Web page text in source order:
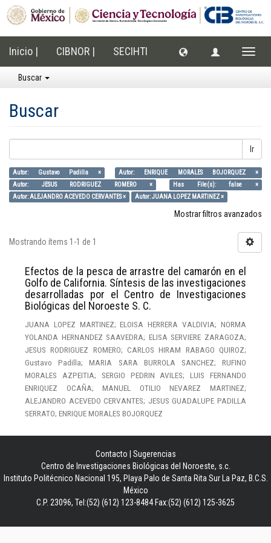
Inicio | CIBNOR | SECIHTI
Buscar
Buscar
Ir
Autor: Gustavo Padilla ×
Autor: ENRIQUE MORALES BOJORQUEZ ×
Autor: JESUS RODRIGUEZ ROMERO ×
Has File(s): false ×
Autor: ALEJANDRO ACEVEDO CERVANTES ×
Autor: JUANA LOPEZ MARTINEZ ×
Mostrar filtros avanzados
Mostrando ítems 1-1 de 1
Efectos de la pesca de arrastre del camarón en el
Golfo de California. Síntesis de las investigaciones
desarrolladas por el Centro de Investigaciones
Biológicas del Noroeste S. C.
JUANA LOPEZ MARTINEZ; ELOISA HERRERA VALDIVIA; NORMA
YOLANDA HERNANDEZ SAAVEDRA; ELISA SERVIERE ZARAGOZA;
JESUS RODRIGUEZ ROMERO; CARLOS HIRAM RABAGO QUIROZ;
Gustavo Padilla; MARIA SARA BURROLA SANCHEZ; RUFINO
MORALES AZPEITIA; SERGIO PEDRIN AVILES; LUIS FERNANDO
ENRIQUEZ OCAÑA; MANUEL OTILIO NEVAREZ MARTINEZ;
ALEJANDRO ACEVEDO CERVANTES; JESUS GUADALUPE PADILLA
SERRATO; ENRIQUE MORALES BOJORQUEZ
Contacto
Sugerencias
Centro de Investigaciones Biológicas del Noroeste, s.c.
Instituto Politécnico Nacional 195, Playa Palo de Santa Rita Sur La Paz, B.C.S.
México
C.P. 23096, Tel:(52) (612) 123-8484 Fax:(52) (612) 125-3625